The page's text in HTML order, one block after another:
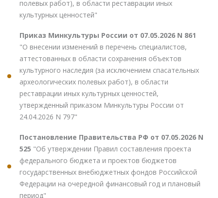
полевых работ), в области реставрации иных
культурных ценностей"
Приказ Минкультуры России от 07.05.2026 N 861
"О внесении изменений в перечень специалистов,
аттестованных в области сохранения объектов
культурного наследия (за исключением спасательных
археологических полевых работ), в области
реставрации иных культурных ценностей,
утвержденный приказом Минкультуры России от
24.04.2026 N 797"
Постановление Правительства РФ от 07.05.2026 N
525 "Об утверждении Правил составления проекта
федерального бюджета и проектов бюджетов
государственных внебюджетных фондов Российской
Федерации на очередной финансовый год и плановый
период"